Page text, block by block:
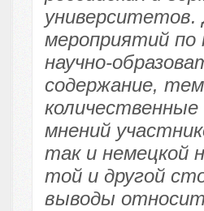
университетов.
мероприятий по
научно-
содержание,
мнений
так и немецкой
той и другой
выводы